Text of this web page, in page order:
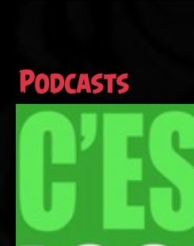
Podcasts